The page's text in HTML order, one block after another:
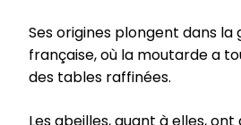
Ses origines plongent dans
française, où la moutarde a
des tables raffinées.
Les abeilles, quant à elles,